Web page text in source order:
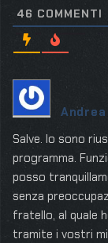
46 COMMENTI
Andrea
Salve. Io sono
programma.
posso
senza
fratello, al quale
tramite i vostri